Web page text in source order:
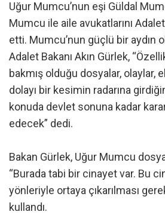
Uğur Mumcu’nun eşi Güldal
Mumcu ile aile avukatlarını Adalet
etti. Mumcu’nun güçlü bir aydın
Adalet Bakanı Akın Gürlek,
bakmış olduğu dosyalar, olaylar,
dolayı bir kesimin radarına
konuda devlet sonuna kadar
edecek” dedi.
Bakan Gürlek, Uğur Mumcu
“Burada tabi bir cinayet var. Bu
yönleriyle ortaya çıkarılması
kullandı.